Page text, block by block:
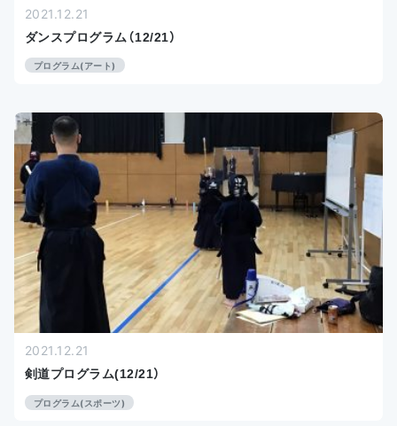
2021.12.21
ダンスプログラム（12/21）
プログラム(アート)
2021.12.21
剣道プログラム(12/21）
プログラム(スポーツ)